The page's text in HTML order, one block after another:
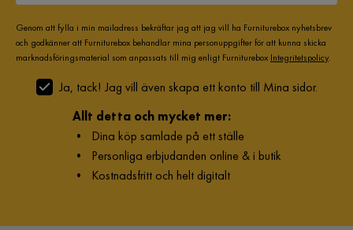
Genom att fylla i min mailadress bekräftar jag att jag vill ha Furniturebox nyhetsbrev
och godkänner att Furniturebox behandlar mina personuppgifter för att kunna skicka
marknadsföringsmaterial som anpassats till mig enligt Furniturebox Integritetspolicy.
Ja, tack! Jag vill även skapa ett konto till Mina sidor.
Allt detta och mycket mer:
• Dina köp samlade på ett ställe
• Personliga erbjudanden online & i butik
• Kostnadsfritt och helt digitalt